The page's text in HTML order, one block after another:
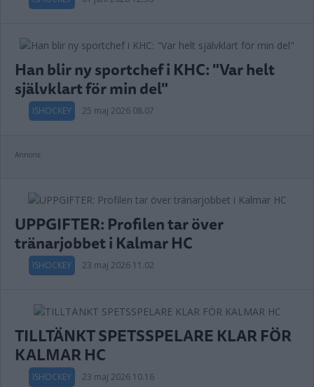
Han blir ny sportchef i KHC: "Var helt
självklart för min del"
ISHOCKEY 25 maj 2026 08.07
Annons:
UPPGIFTER: Profilen tar över
tränarjobbet i Kalmar HC
ISHOCKEY 23 maj 2026 11.02
TILLTÄNKT SPETSSPELARE KLAR FÖR
KALMAR HC
ISHOCKEY 23 maj 2026 10.16